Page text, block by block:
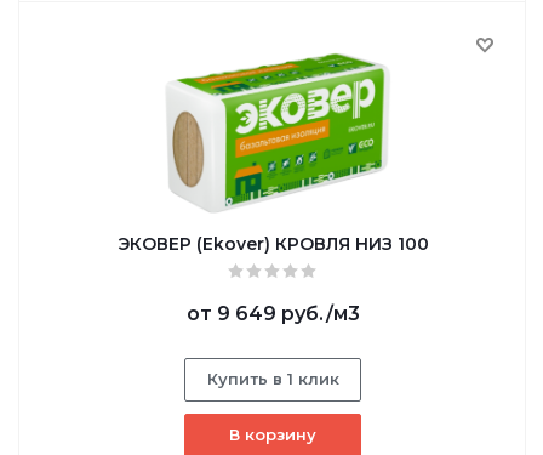
ЭКОВЕР (Ekover) КРОВЛЯ НИЗ 100
от 9 649 руб./м3
Купить в 1 клик
В корзину